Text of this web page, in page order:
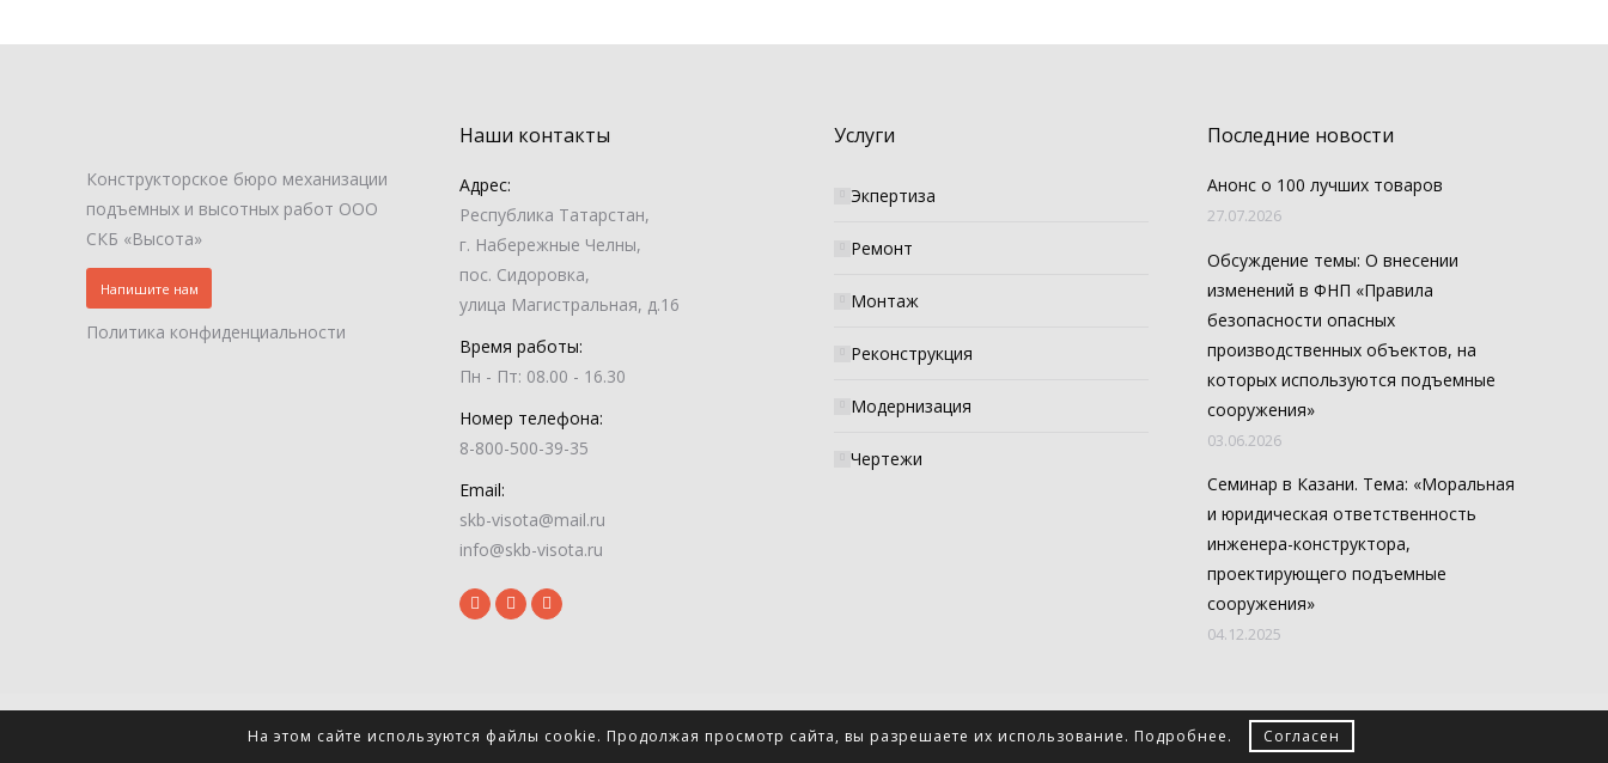
Конструкторское бюро механизации
подъемных и высотных работ ООО
СКБ «Высота»
Напишите нам
Политика конфиденциальности
Наши контакты
Адрес:
Республика Татарстан,
г. Набережные Челны,
пос. Сидоровка,
улица Магистральная, д.16
Время работы:
Пн - Пт: 08.00 - 16.30
Номер телефона:
8-800-500-39-35
Email:
skb-visota@mail.ru
info@skb-visota.ru
Услуги
Экпертиза
Ремонт
Монтаж
Реконструкция
Модернизация
Чертежи
Последние новости
Анонс о 100 лучших товаров
27.07.2026
Обсуждение темы: О внесении
изменений в ФНП «Правила
безопасности опасных
производственных объектов, на
которых используются подъемные
сооружения»
03.06.2026
Семинар в Казани. Тема: «Моральная
и юридическая ответственность
инженера-конструктора,
проектирующего подъемные
сооружения»
04.12.2025
© 2026 СКБ "Высота". Все права защищены.На этом сайте используются файлы cookie. Продолжая просмотр сайта, вы разрешаете их использование. Подробнее. Согласен